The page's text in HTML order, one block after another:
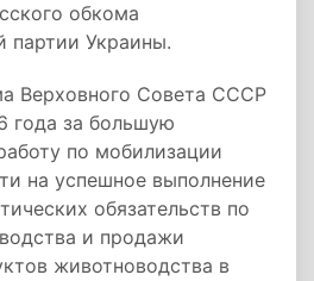
обкома
партии Украины.
Верховного Совета СССР
года за большую
по мобилизации
на успешное выполнение
обязательств по
и продажи
животноводства в